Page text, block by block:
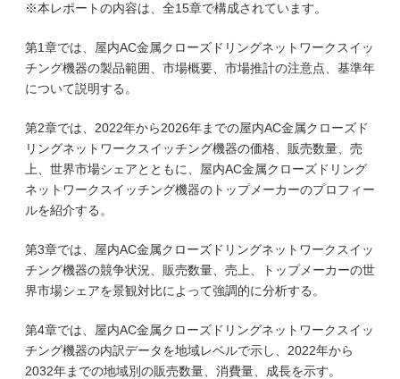
※本レポートの内容は、全15章で構成されています。
第1章では、屋内AC金属クローズドリングネットワークスイッ
チング機器の製品範囲、市場概要、市場推計の注意点、基準年
について説明する。
第2章では、2022年から2026年までの屋内AC金属クローズド
リングネットワークスイッチング機器の価格、販売数量、売
上、世界市場シェアとともに、屋内AC金属クローズドリング
ネットワークスイッチング機器のトップメーカーのプロフィー
ルを紹介する。
第3章では、屋内AC金属クローズドリングネットワークスイッ
チング機器の競争状況、販売数量、売上、トップメーカーの世
界市場シェアを景観対比によって強調的に分析する。
第4章では、屋内AC金属クローズドリングネットワークスイッ
チング機器の内訳データを地域レベルで示し、2022年から
2032年までの地域別の販売数量、消費量、成長を示す。